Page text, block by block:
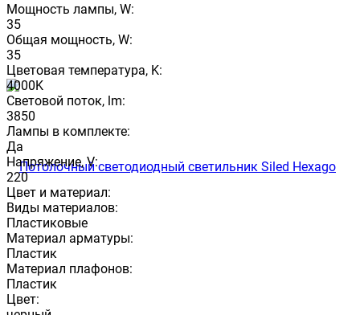
Мощность лампы, W:
35
Общая мощность, W:
35
Цветовая температура, K:
4000K
Световой поток, lm:
3850
Лампы в комплекте:
Да
Напряжение, V:
220
Цвет и материал:
Виды материалов:
Пластиковые
Материал арматуры:
Пластик
Материал плафонов:
Пластик
Цвет: